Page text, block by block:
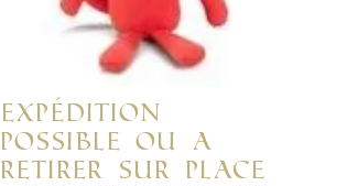
EXPÉDITION
POSSIBLE OU A
RETIRER SUR PLACE